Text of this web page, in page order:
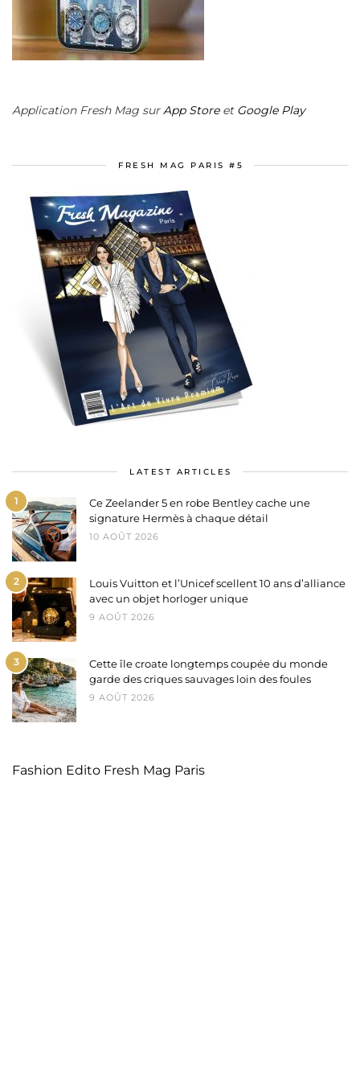
Application Fresh Mag surApp Storeet Google Play
FRESH MAG PARIS #5
LATEST ARTICLES
1
Ce Zeelander 5 en robe Bentley cache une
signature Hermès à chaque détail
10 AOÛT 2026
2
Louis Vuitton et l’Unicef scellent 10 ans d’alliance
avec un objet horloger unique
9 AOÛT 2026
3
Cette île croate longtemps coupée du monde
garde des criques sauvages loin des foules
9 AOÛT 2026
Fashion Edito Fresh Mag Paris